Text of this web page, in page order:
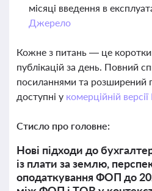
місяці введення в
Джерело
Кожне з питань — це
публікацій за день. Повний
посиланнями та розширений
доступні у комерційній
Стисло про головне:
Нові підходи до
із плати за землю,
оподаткування ФОП до